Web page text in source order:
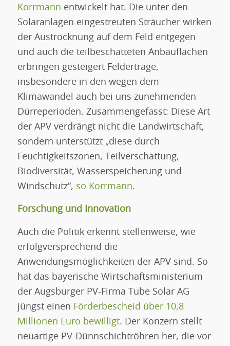
Korrmann entwickelt hat. Die unter den
Solaranlagen eingestreuten Sträucher wirken
der Austrocknung auf dem Feld entgegen
und auch die teilbeschatteten Anbauflächen
erbringen gesteigert Felderträge,
insbesondere in den wegen dem
Klimawandel auch bei uns zunehmenden
Dürreperioden. Zusammengefasst: Diese Art
der APV verdrängt nicht die Landwirtschaft,
sondern unterstützt „diese durch
Feuchtigkeitszonen, Teilverschattung,
Biodiversität, Wasserspeicherung und
Windschutz“, so Korrmann.
Forschung und Innovation
Auch die Politik erkennt stellenweise, wie
erfolgversprechend die
Anwendungsmöglichkeiten der APV sind. So
hat das bayerische Wirtschaftsministerium
der Augsburger PV-Firma Tube Solar AG
jüngst einen Förderbescheid über 10,8
Millionen Euro bewilligt. Der Konzern stellt
neuartige PV-Dünnschichtröhren her, die vor